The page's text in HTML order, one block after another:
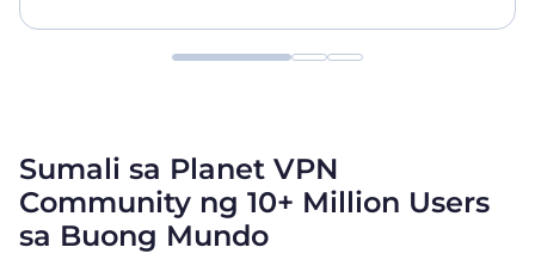
Sumali sa Planet VPN
Community ng 10+ Million Users
sa Buong Mundo